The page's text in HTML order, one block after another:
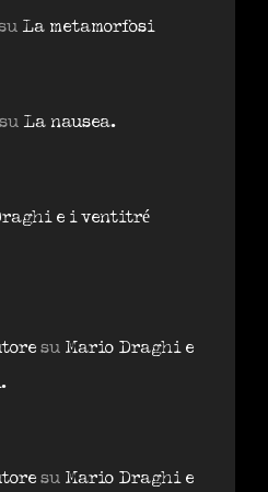
La metamorfosi
La nausea.
e i ventitré
su Mario Draghi e
su Mario Draghi e